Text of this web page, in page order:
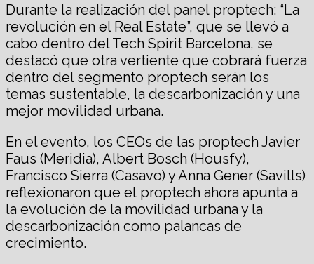
Durante la realización del panel proptech: “La
revolución en el Real Estate”, que se llevó a
cabo dentro del Tech Spirit Barcelona, se
destacó que otra vertiente que cobrará fuerza
dentro del segmento proptech serán los
temas sustentable, la descarbonización y una
mejor movilidad urbana.
En el evento, los CEOs de las proptech Javier
Faus (Meridia), Albert Bosch (Housfy),
Francisco Sierra (Casavo) y Anna Gener (Savills)
reflexionaron que el proptech ahora apunta a
la evolución de la movilidad urbana y la
descarbonización como palancas de
crecimiento.